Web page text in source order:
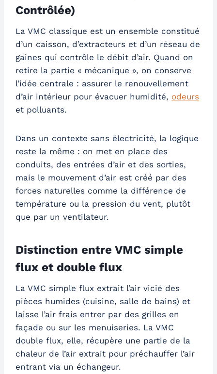
Contrôlée)
La VMC classique est un ensemble constitué
d’un caisson, d’extracteurs et d’un réseau de
gaines qui contrôle le débit d’air. Quand on
retire la partie « mécanique », on conserve
l’idée centrale : assurer le renouvellement
d’air intérieur pour évacuer humidité, odeurs
et polluants.
Dans un contexte sans électricité, la logique
reste la même : on met en place des
conduits, des entrées d’air et des sorties,
mais le mouvement d’air est créé par des
forces naturelles comme la différence de
température ou la pression du vent, plutôt
que par un ventilateur.
Distinction entre VMC simple
flux et double flux
La VMC simple flux extrait l’air vicié des
pièces humides (cuisine, salle de bains) et
laisse l’air frais entrer par des grilles en
façade ou sur les menuiseries. La VMC
double flux, elle, récupère une partie de la
chaleur de l’air extrait pour préchauffer l’air
entrant via un échangeur.